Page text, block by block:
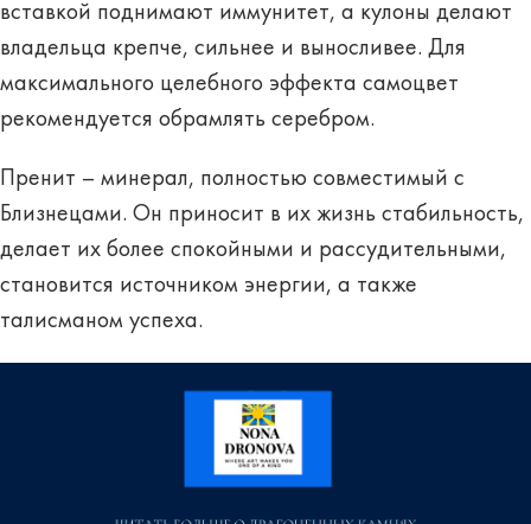
вставкой поднимают иммунитет, а кулоны делают
владельца крепче, сильнее и выносливее. Для
максимального целебного эффекта самоцвет
рекомендуется обрамлять серебром.
Пренит – минерал, полностью совместимый с
Близнецами. Он приносит в их жизнь стабильность,
делает их более спокойными и рассудительными,
становится источником энергии, а также
талисманом успеха.